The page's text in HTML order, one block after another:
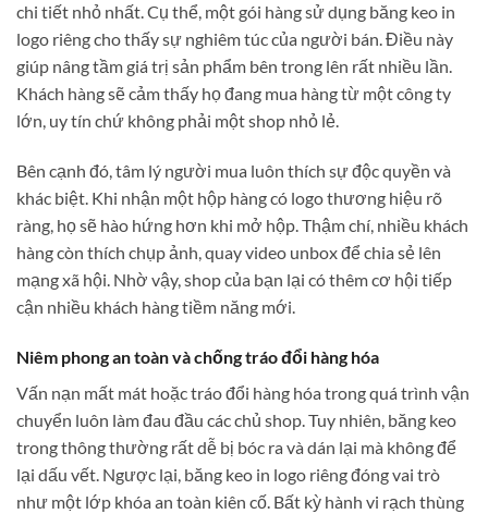
chi tiết nhỏ nhất. Cụ thể, một gói hàng sử dụng băng keo in
logo riêng cho thấy sự nghiêm túc của người bán. Điều này
giúp nâng tầm giá trị sản phẩm bên trong lên rất nhiều lần.
Khách hàng sẽ cảm thấy họ đang mua hàng từ một công ty
lớn, uy tín chứ không phải một shop nhỏ lẻ.
Bên cạnh đó, tâm lý người mua luôn thích sự độc quyền và
khác biệt. Khi nhận một hộp hàng có logo thương hiệu rõ
ràng, họ sẽ hào hứng hơn khi mở hộp. Thậm chí, nhiều khách
hàng còn thích chụp ảnh, quay video unbox để chia sẻ lên
mạng xã hội. Nhờ vậy, shop của bạn lại có thêm cơ hội tiếp
cận nhiều khách hàng tiềm năng mới.
Niêm phong an toàn và chống tráo đổi hàng hóa
Vấn nạn mất mát hoặc tráo đổi hàng hóa trong quá trình vận
chuyển luôn làm đau đầu các chủ shop. Tuy nhiên, băng keo
trong thông thường rất dễ bị bóc ra và dán lại mà không để
lại dấu vết. Ngược lại, băng keo in logo riêng đóng vai trò
như một lớp khóa an toàn kiên cố. Bất kỳ hành vi rạch thùng